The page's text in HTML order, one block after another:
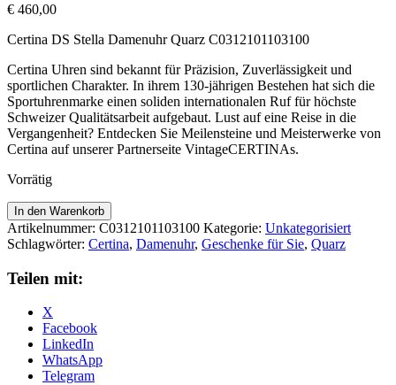
€ 460,00
Certina DS Stella Damenuhr Quarz C0312101103100
Certina Uhren sind bekannt für Präzision, Zuverlässigkeit und
sportlichen Charakter. In ihrem 130-jährigen Bestehen hat sich die
Sportuhrenmarke einen soliden internationalen Ruf für höchste
Schweizer Qualitätsarbeit aufgebaut. Lust auf eine Reise in die
Vergangenheit? Entdecken Sie Meilensteine und Meisterwerke von
Certina auf unserer Partnerseite VintageCERTINAs.
Vorrätig
Certina
DS
Stella
Damenuhr
Quarz
C0312101103100
Menge
In den Warenkorb
Artikelnummer: C0312101103100 Kategorie: Unkategorisiert
Schlagwörter: Certina, Damenuhr, Geschenke für Sie, Quarz
Teilen mit:
X
Facebook
LinkedIn
WhatsApp
Telegram